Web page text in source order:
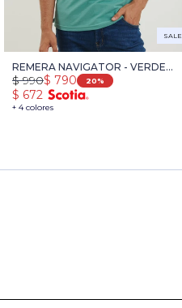
SALE
REMERA NAVIGATOR - VERDE
MEDIO
+ 4 colores
$ 790
$ 990 20
$ 672